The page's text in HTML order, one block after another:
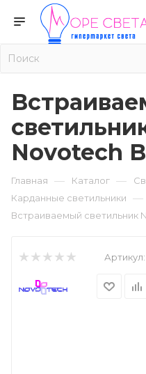
Novotech
Главная — Каталог —
Карданные светильники —
Встраиваемый светильник
Артикул: